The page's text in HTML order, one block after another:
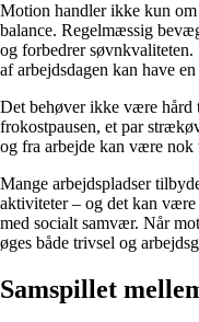
Motion handler ikke kun
balance. Regelmæssig
og forbedrer
af arbejdsdagen kan have
Det behøver ikke være hård
frokostpausen, et par
og fra arbejde kan være
Mange arbejdspladser
aktiviteter – og det kan
med socialt samvær. Når
øges både trivsel og
Samspillet